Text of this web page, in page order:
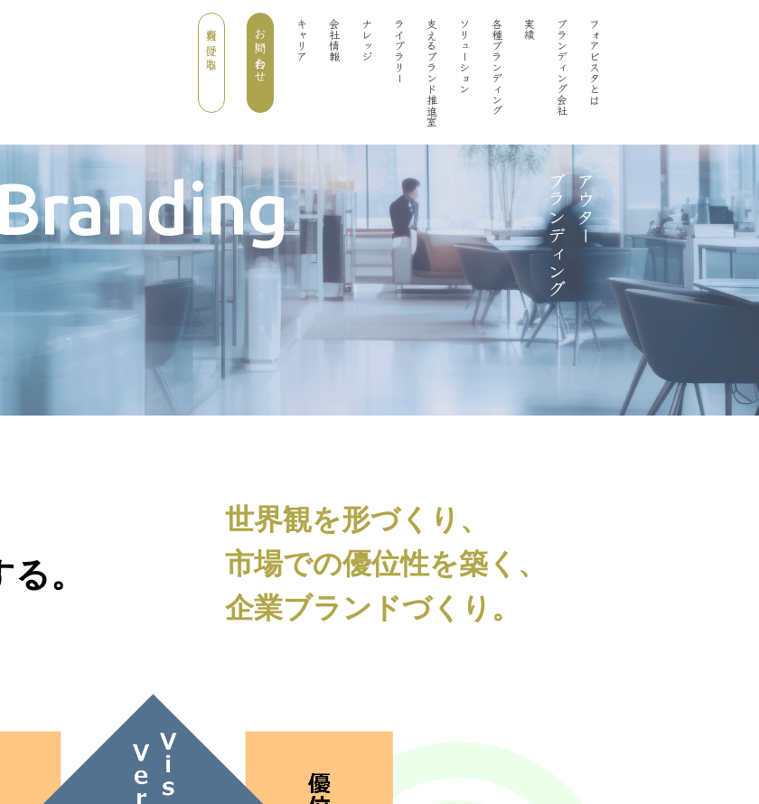
フォアビスタとは
ブランディング会社
実績
各種ブランディング
ソリューション
支えるブランド推進室
ライブラリー
ナレッジ
会社情報
キャリア
お問い合わせ
資料を受け取る
アウター
ブランディング
。
世界観を形づくり、
市場での優位性を築く、
企業ブランドづくり。